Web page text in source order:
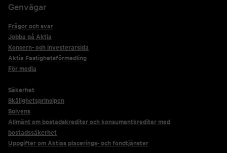
Genvägar
Frågor och svar
Jobba på Aktia
Koncern- och investerarsida
Aktia Fastighetsförmedling
För media
Säkerhet
Skälighetsprincipen
Solvens
Allmänt om bostadskrediter och konsumentkrediter med
bostadssäkerhet
Uppgifter om Aktias placerings- och fondtjänster